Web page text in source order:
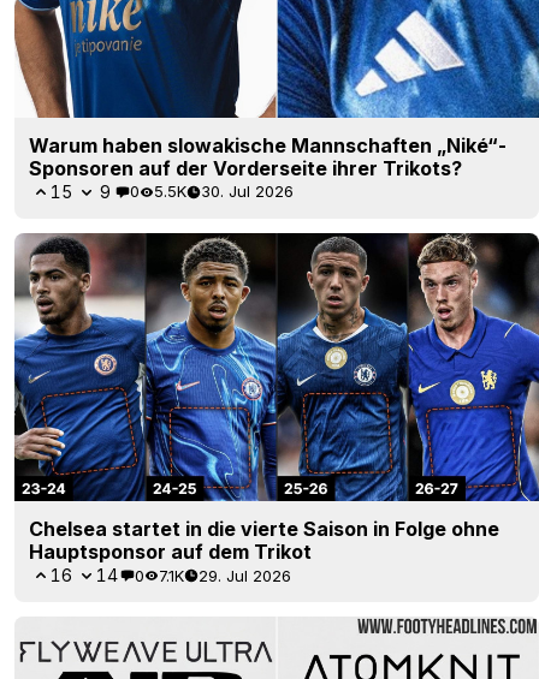
Warum haben slowakische Mannschaften „Niké“-
Sponsoren auf der Vorderseite ihrer Trikots?
15 9 0 5.5K 30. Jul 2026
Chelsea startet in die vierte Saison in Folge ohne
Hauptsponsor auf dem Trikot
16 14 0 7.1K 29. Jul 2026